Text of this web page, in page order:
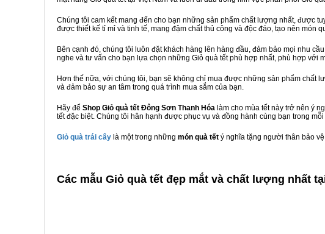
Chúng tôi cam kết mang đến cho bạn những sản phẩm chất lượng nhất, được
được thiết kế tỉ mỉ và tinh tế, mang đậm chất thủ công và độc đáo, tạo nên món
Bên cạnh đó, chúng tôi luôn đặt khách hàng lên hàng đầu, đảm bảo mọi nhu
nghe và tư vấn cho bạn lựa chọn những Giỏ quà tết phù hợp nhất, phù hợp với
Hơn thế nữa, với chúng tôi, bạn sẽ không chỉ mua được những sản phẩm chất
và đảm bảo sự an tâm trong quá trình mua sắm của bạn.
Hãy để Shop Giỏ quà tết Đông Sơn Thanh Hóa làm cho mùa tết này trở nên ý
tết đặc biệt. Chúng tôi hân hạnh được phục vụ và đồng hành cùng bạn trong
Giỏ quà trái cây là một trong những món quà tết ý nghĩa tặng người thân bảo
Các mẫu Giỏ quà tết đẹp mắt và chất lượng nhất